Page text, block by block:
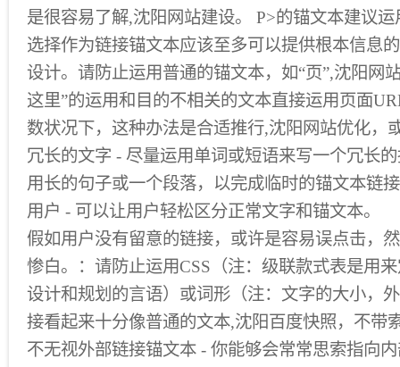
是很容易了解,沈阳网站建设。 P>的锚文本建议
选择作为链接锚文本应该至多可以提供根本信息
设计。请防止运用普通的锚文本，如“页”,沈阳网
这里”的运用和目的不相关的文本直接运用页面
数状况下，这种办法是合适推行,沈阳网站优化，
冗长的文字 - 尽量运用单词或短语来写一个冗长
用长的句子或一个段落，以完成临时的锚文本链
用户 - 可以让用户轻松区分正常文字和锚文本。
假如用户没有留意的链接，或许是容易误点击，
惨白。：请防止运用CSS（注：级联款式表是用
设计和规划的言语）或词形（注：文字的大小，
接看起来十分像普通的文本,沈阳百度快照，不带
不无视外部链接锚文本 - 你能够会常常思索指向